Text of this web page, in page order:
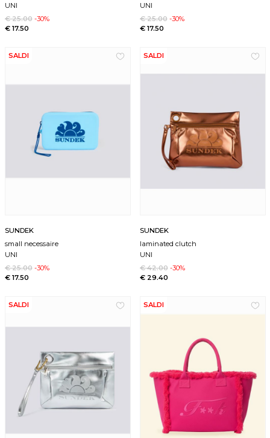
UNI
€ 25.00 -30%
€ 17.50
UNI
€ 25.00 -30%
€ 17.50
SALDI
SUNDEK
small necessaire
UNI
€ 25.00 -30%
€ 17.50
SALDI
SUNDEK
laminated clutch
UNI
€ 42.00 -30%
€ 29.40
SALDI SALDI